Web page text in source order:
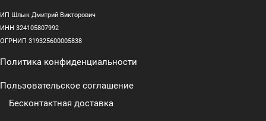
ИП Шлык Дмитрий Викторович
ИНН 324105807992
ОГРНИП 319325600005838
Политика конфиденциальности
Пользовательское соглашение
Бесконтактная доставка